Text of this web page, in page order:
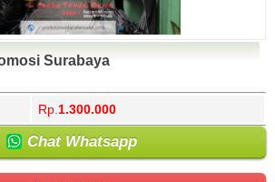
Surabaya
Rp. 1.300.000
Chat Whatsapp